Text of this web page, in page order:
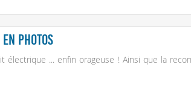
photos
électrique ... enfin orageuse ! Ainsi que la